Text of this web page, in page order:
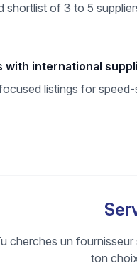
shortlist of 3 to 5
with international
listings for
cherches un
ton